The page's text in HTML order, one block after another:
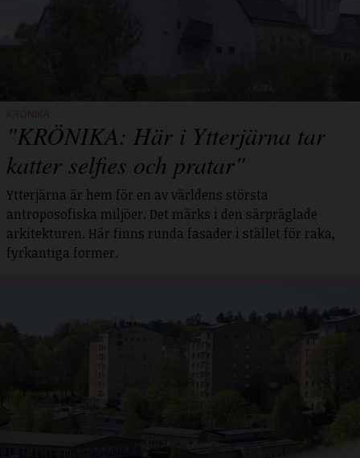
KRÖNIKA
"KRÖNIKA: Här i Ytterjärna tar
katter selfies och pratar"
Ytterjärna är hem för en av världens största
antroposofiska miljöer. Det märks i den särpräglade
arkitekturen. Här finns runda fasader i stället för raka,
fyrkantiga former.